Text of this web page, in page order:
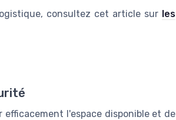
consultez cet article sur les
efficacement l'espace disponible et de